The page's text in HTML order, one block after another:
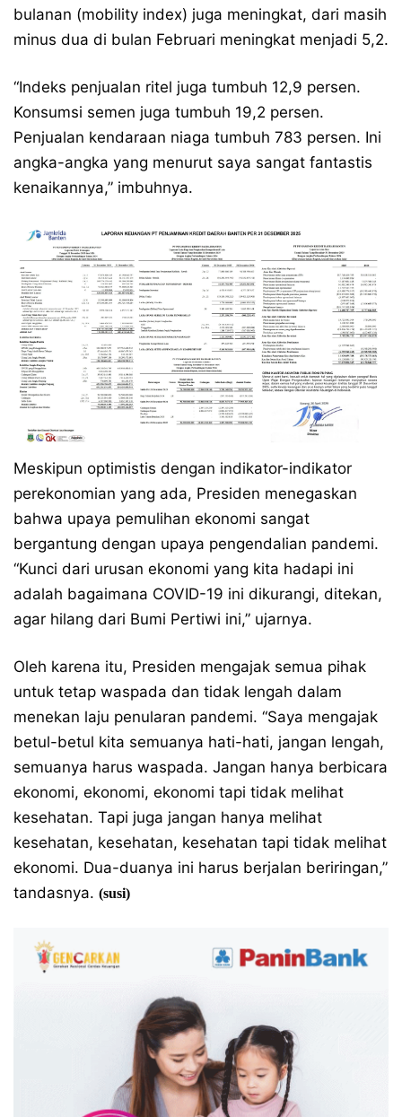
bulanan (mobility index) juga meningkat, dari masih
minus dua di bulan Februari meningkat menjadi 5,2.
“Indeks penjualan ritel juga tumbuh 12,9 persen.
Konsumsi semen juga tumbuh 19,2 persen.
Penjualan kendaraan niaga tumbuh 783 persen. Ini
angka-angka yang menurut saya sangat fantastis
kenaikannya,” imbuhnya.
Meskipun optimistis dengan indikator-indikator
perekonomian yang ada, Presiden menegaskan
bahwa upaya pemulihan ekonomi sangat
bergantung dengan upaya pengendalian pandemi.
“Kunci dari urusan ekonomi yang kita hadapi ini
adalah bagaimana COVID-19 ini dikurangi, ditekan,
agar hilang dari Bumi Pertiwi ini,” ujarnya.
Oleh karena itu, Presiden mengajak semua pihak
untuk tetap waspada dan tidak lengah dalam
menekan laju penularan pandemi. “Saya mengajak
betul-betul kita semuanya hati-hati, jangan lengah,
semuanya harus waspada. Jangan hanya berbicara
ekonomi, ekonomi, ekonomi tapi tidak melihat
kesehatan. Tapi juga jangan hanya melihat
kesehatan, kesehatan, kesehatan tapi tidak melihat
ekonomi. Dua-duanya ini harus berjalan beriringan,”
tandasnya. (susi)